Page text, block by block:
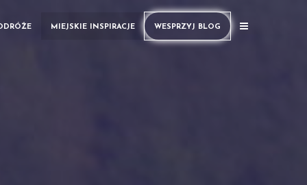
MIEJSKIE INSPIRACJE WESPRZYJ BLOG